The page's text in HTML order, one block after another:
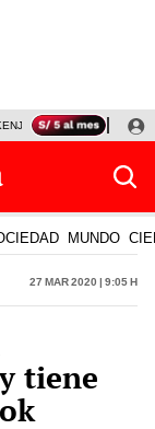
FUJIMORI
MUNDO
27 Mar 2020 | 9:05 h
tiene